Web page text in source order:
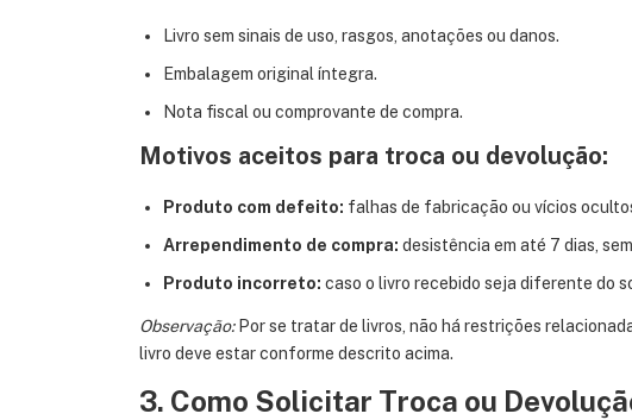
Livro sem sinais de uso, rasgos, anotações ou danos.
Embalagem original íntegra.
Nota fiscal ou comprovante de compra.
Motivos aceitos para troca ou devolução:
Produto com defeito: falhas de fabricação ou vícios
Arrependimento de compra: desistência em até 7 dias,
Produto incorreto: caso o livro recebido seja diferente do
Observação:Por se tratar de livros, não há restrições
livro deve estar conforme descrito acima.
3. Como Solicitar Troca ou